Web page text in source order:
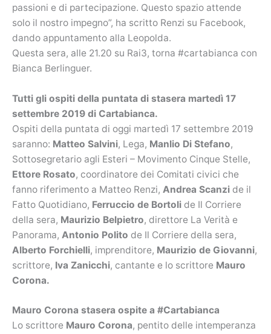
passioni e di partecipazione. Questo spazio attende
solo il nostro impegno”, ha scritto Renzi su Facebook,
dando appuntamento alla Leopolda.
Questa sera, alle 21.20 su Rai3, torna #cartabianca con
Bianca Berlinguer.
Tutti gli ospiti della puntata di stasera martedì 17
settembre 2019 di Cartabianca.
Ospiti della puntata di oggi martedì 17 settembre 2019
saranno: Matteo Salvini, Lega, Manlio Di Stefano,
Sottosegretario agli Esteri – Movimento Cinque Stelle,
Ettore Rosato, coordinatore dei Comitati civici che
fanno riferimento a Matteo Renzi, Andrea Scanzi de il
Fatto Quotidiano, Ferruccio de Bortoli de Il Corriere
della sera, Maurizio Belpietro, direttore La Verità e
Panorama, Antonio Polito de Il Corriere della sera,
Alberto Forchielli, imprenditore, Maurizio de Giovanni,
scrittore, Iva Zanicchi, cantante e lo scrittore Mauro
Corona.
Mauro Corona stasera ospite a #Cartabianca
Lo scrittore Mauro Corona, pentito delle intemperanza